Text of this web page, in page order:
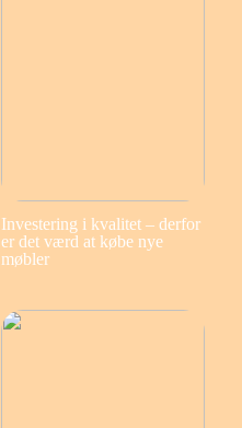
Investering i kvalitet – derfor
er det værd at købe nye
møbler